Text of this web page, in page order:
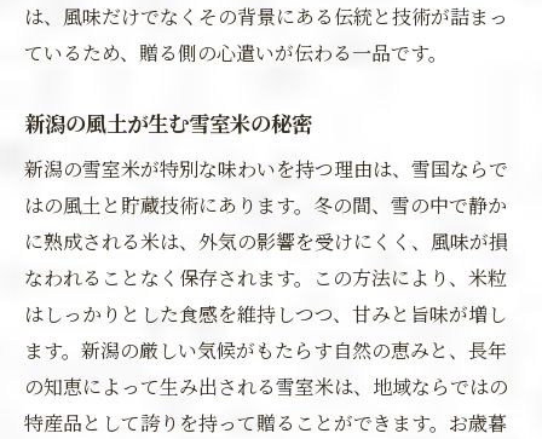
は、風味だけでなくその背景にある伝統と技術が詰まっ
ているため、贈る側の心遣いが伝わる一品です。
新潟の風土が生む雪室米の秘密
新潟の雪室米が特別な味わいを持つ理由は、雪国ならで
はの風土と貯蔵技術にあります。冬の間、雪の中で静か
に熟成される米は、外気の影響を受けにくく、風味が損
なわれることなく保存されます。この方法により、米粒
はしっかりとした食感を維持しつつ、甘みと旨味が増し
ます。新潟の厳しい気候がもたらす自然の恵みと、長年
の知恵によって生み出される雪室米は、地域ならではの
特産品として誇りを持って贈ることができます。お歳暮